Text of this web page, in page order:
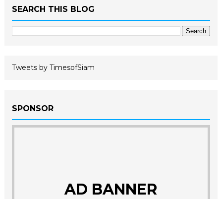
SEARCH THIS BLOG
Tweets by TimesofSiam
SPONSOR
AD BANNER